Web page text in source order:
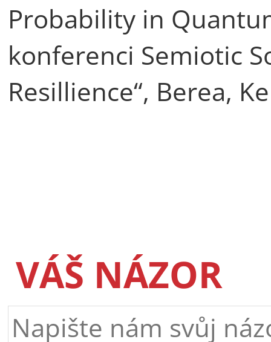
Probability in
konferenci Semiotic
Resillience“, Berea,
VÁŠ NÁZOR